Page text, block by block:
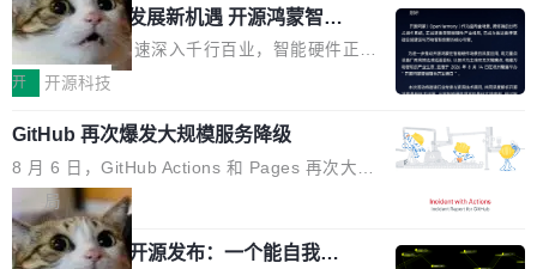
高了。全域营销服务商的竞争正在从规模转向深
度,案例厚度、全域覆盖、多线协同...
或造假。问题是，作为读者，如果你筛选出那些
看起来最令人兴奋的论文，那它们大部分都是过
度宣传的。」 这才是真正的痛点。不是所有论文
都有问题，是最吸引眼球的那批论文最有问题。
他引用的帖子来自 Mathew Shen，一位 ICLR 2
026 的读者：「看了篇 ...
的早期工程师之一，在 Grok 训练基础设施团队
工作过。近日他在 X 上发了一条帖子，列出了他
认为现代 AI 领域最重要的三个开源项目。 第一
理由很具体。FA 系列不需要解释，但 FA2 是他
认为最重要的一个——复杂度恰到好处，刚好能
驱动你去学 CuTe，但还没被那些"邪恶的" Hopp
er++ 优化所淹没，足够容易修改和适配。 更关
键的是 FA2 的持久性...
共商智能硬件发展新机遇 开源鸿蒙智能
硬件开发者日杭州站即将举行
随着万物智联加速深入千行百业，智能硬件正从
单点设备迈向智能化、网联化、协同化发展。作
鸿蒙通过统一技术底座和分布式能力，为不同类
型智能设备的开发、连接与互联提供关键支撑，
也为产业链企业探索产品创新与商业增长打开新
的空间。 8月14日，开源鸿蒙智能硬件开发者日
（OHDD：OpenHarmony Hardware Develope
开 开源科技
GitHub 再次爆发大规模服务降级
8 月 6 日，GitHub Actions 和 Pages 再次大规
模服务降级，Actions 完全不可用超过 5 小时，
webhook 停发，连自托管 runner 也因调度层故
障无法工作。Pages、Copilot code review、C
局
Prime Agent 开源发布：一个能自我改